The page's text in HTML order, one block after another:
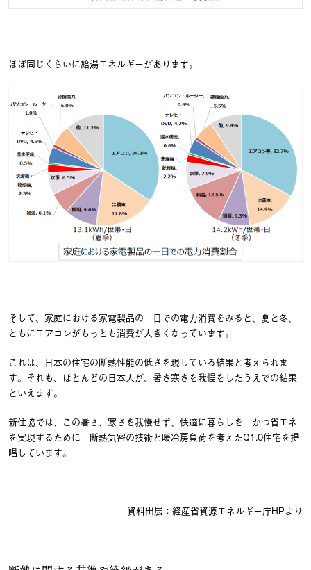
ほぼ同じくらいに給湯エネルギーがあります。
そして、家庭における家電製品の一日での電力消費をみると、夏と冬、
ともにエアコンがもっとも消費が大きくなっています。
これは、日本の住宅の断熱性能の低さを現している結果と考えられま
す。それも、ほとんどの日本人が、暑さ寒さを我慢をしたうえでの結果
といえます。
新住協では、この暑さ、寒さを我慢せず、快適に暮らしを かつ省エネ
を実現するために 断熱気密の技術と暖冷房負荷を考えたQ1.0住宅を提
唱しています。
資料出展：経産省資源エネルギー庁HPより